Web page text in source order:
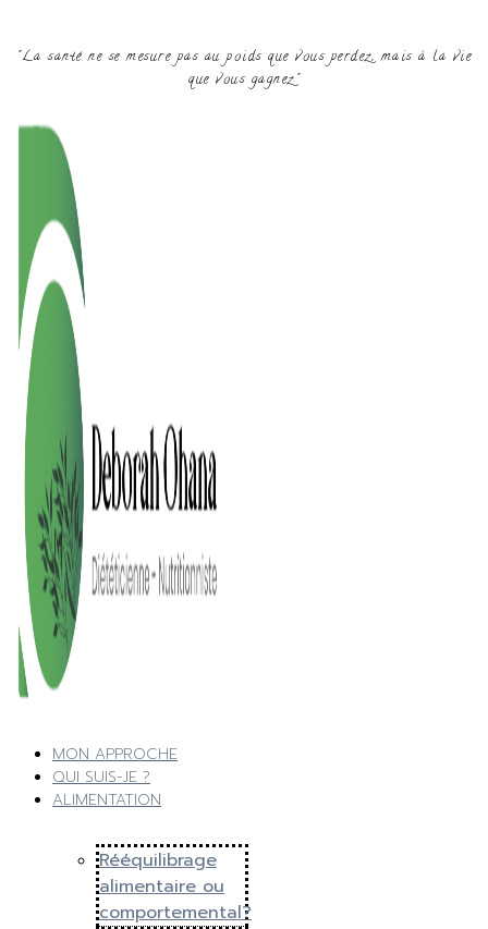
"La santé ne se mesure pas au poids que vous perdez, mais à la vie
que vous gagnez"
MON APPROCHE
QUI SUIS-JE ?
ALIMENTATION
Rééquilibrage
alimentaire ou
comportemental?